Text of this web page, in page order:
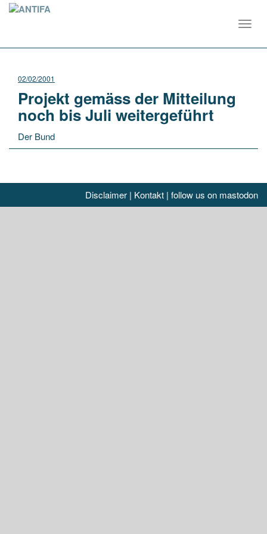
02/02/2001
Projekt gemäss der Mitteilung
noch bis Juli weitergeführt
Der Bund
Disclaimer | Kontakt | follow us on mastodon